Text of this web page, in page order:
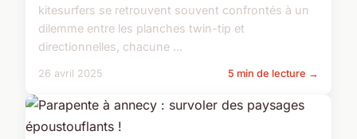
kitesurfers se retrouvent souvent confrontés à un
dilemme entre les planches twin-tip et
directionnelles, chacune ...
26 avril 2025 5 min de lecture →